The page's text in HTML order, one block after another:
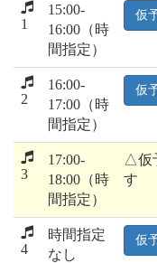
1
15:00-
16:00（時
間指定）
仮
2
16:00-
17:00（時
間指定）
仮
3
17:00-
18:00（時
間指定）
△仮
す
4
時間指定
なし
仮